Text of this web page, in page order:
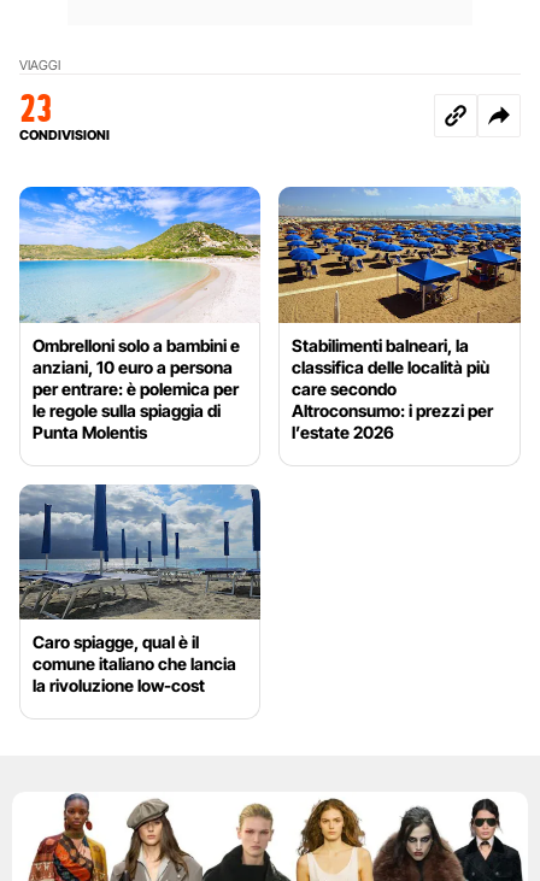
VIAGGI
23
CONDIVISIONI
Ombrelloni solo a bambini e
anziani, 10 euro a persona
per entrare: è polemica per
le regole sulla spiaggia di
Punta Molentis
Stabilimenti balneari, la
classifica delle località più
care secondo
Altroconsumo: i prezzi per
l’estate 2026
Caro spiagge, qual è il
comune italiano che lancia
la rivoluzione low-cost